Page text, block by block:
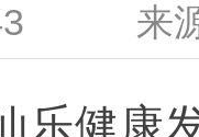
来源
健康发